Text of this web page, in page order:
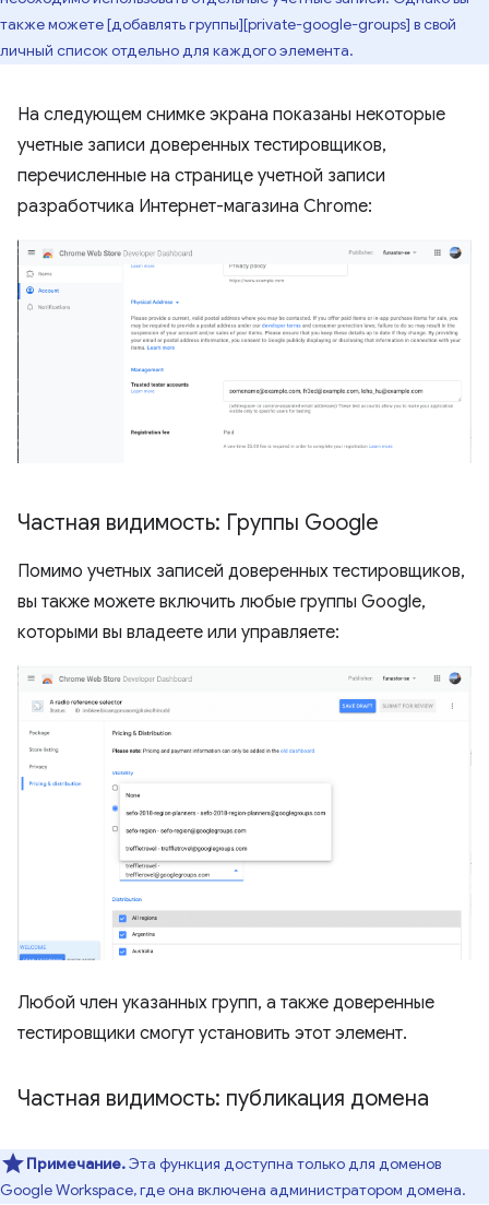
также можете [добавлять группы][private-google-groups] в свой
личный список отдельно для каждого элемента.
На следующем снимке экрана показаны некоторые
учетные записи доверенных тестировщиков,
перечисленные на странице учетной записи
разработчика Интернет-магазина Chrome:
Частная видимость: Группы Google
Помимо учетных записей доверенных тестировщиков,
вы также можете включить любые группы Google,
которыми вы владеете или управляете:
Любой член указанных групп, а также доверенные
тестировщики смогут установить этот элемент.
Частная видимость: публикация домена
Примечание.Эта функция доступна только для доменов
Google Workspace, где она включена администратором домена.